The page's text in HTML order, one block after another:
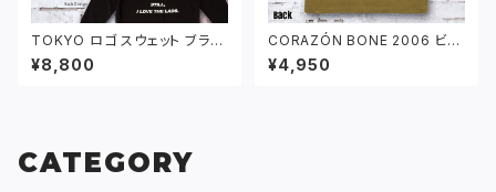
TOKYO ロゴ スウェット ブラッ
ク
¥8,800
CORAZÓN BONE 2006 ビッ
グシルエット Tシャツ サンドカ
ーキ
¥4,950
CATEGORY